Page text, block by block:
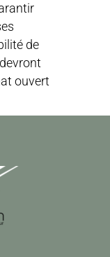
de
ouvert